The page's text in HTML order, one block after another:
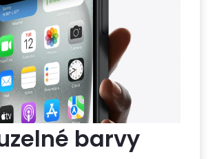
barvy